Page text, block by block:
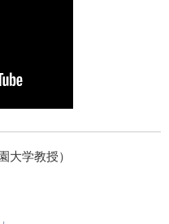
学教授）